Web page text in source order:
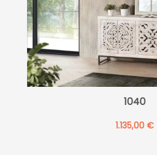
1040
1.135,00 €